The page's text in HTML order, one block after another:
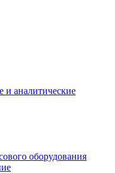
и аналитические
оборудования